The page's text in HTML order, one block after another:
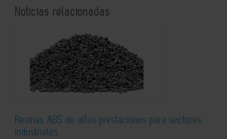
Noticias relacionadas
Resinas ABS de altas prestaciones para sectores
industriales